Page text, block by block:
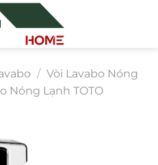
/ Vòi Lavabo Nóng
Nóng Lạnh TOTO